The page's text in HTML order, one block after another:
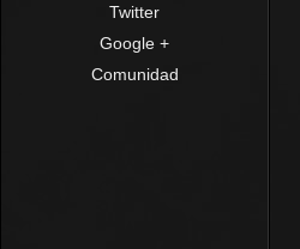
Twitter
Google +
Comunidad